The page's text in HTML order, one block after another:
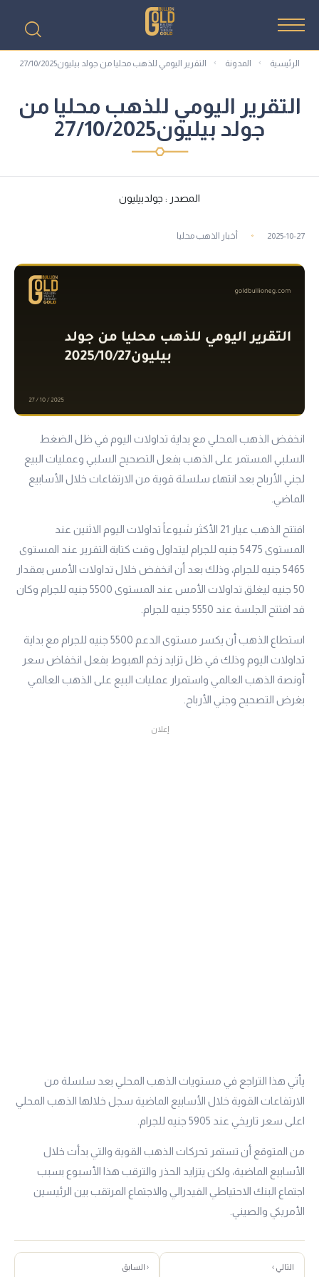
الرئيسية المدونة التقرير اليومي للذهب محليا من جولد بيليون27/10/2025
التقرير اليومي للذهب محليا من
جولد بيليون27/10/2025
المصدر : جولدبيليون
2025-10-27 أخبار الذهب محليا
انخفض الذهب المحلي مع بداية تداولات اليوم في ظل الضغط
السلبي المستمر على الذهب بفعل التصحيح السلبي وعمليات البيع
لجني الأرباح بعد انتهاء سلسلة قوية من الارتفاعات خلال الأسابيع
الماضي.
افتتح الذهب عيار 21
الأكثر شيوعاً تداولات اليوم الاثنين عند
المستوى 5475 جنيه للجرام ليتداول وقت كتابة التقرير عند المستوى
5465 جنيه للجرام، وذلك بعد أن انخفض خلال تداولات الأمس بمقدار
50 جنيه ليغلق تداولات الأمس عند المستوى 5500 جنيه للجرام وكان
قد افتتح الجلسة عند 5550 جنيه للجرام.
استطاع الذهب أن يكسر مستوى الدعم 5500 جنيه للجرام مع بداية
تداولات اليوم وذلك في ظل تزايد زخم الهبوط بفعل انخفاض سعر
أونصة الذهب العالمي واستمرار عمليات البيع على الذهب العالمي
بغرض التصحيح وجني الأرباح.
إعلان
يأتي هذا التراجع في مستويات الذهب المحلي بعد سلسلة من
الارتفاعات القوية خلال الأسابيع الماضية سجل خلالها الذهب المحلي
اعلى سعر تاريخي عند 5905 جنيه للجرام.
من المتوقع أن تستمر تحركات الذهب القوية والتي بدأت خلال
الأسابيع الماضية، ولكن يتزايد الحذر والترقب هذا الأسبوع بسبب
اجتماع البنك الاحتياطي الفيدرالي والاجتماع المرتقب بين الرئيسين
الأمريكي والصيني.
التالي › ‹ السابق